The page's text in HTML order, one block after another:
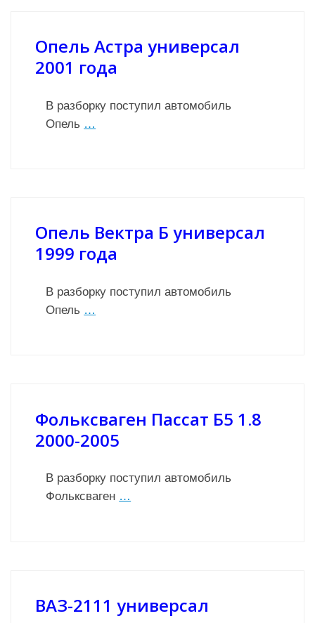
Опель Астра универсал
2001 года
В разборку поступил автомобиль
Опель …
Опель Вектра Б универсал
1999 года
В разборку поступил автомобиль
Опель …
Фольксваген Пассат Б5 1.8
2000-2005
В разборку поступил автомобиль
Фольксваген …
ВАЗ-2111 универсал